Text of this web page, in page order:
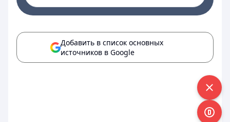
Добавить в список основных
источников в Google